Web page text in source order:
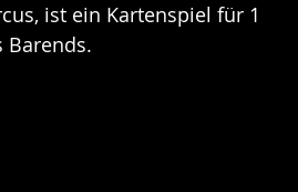
ist ein Kartenspiel für 1
Barends.